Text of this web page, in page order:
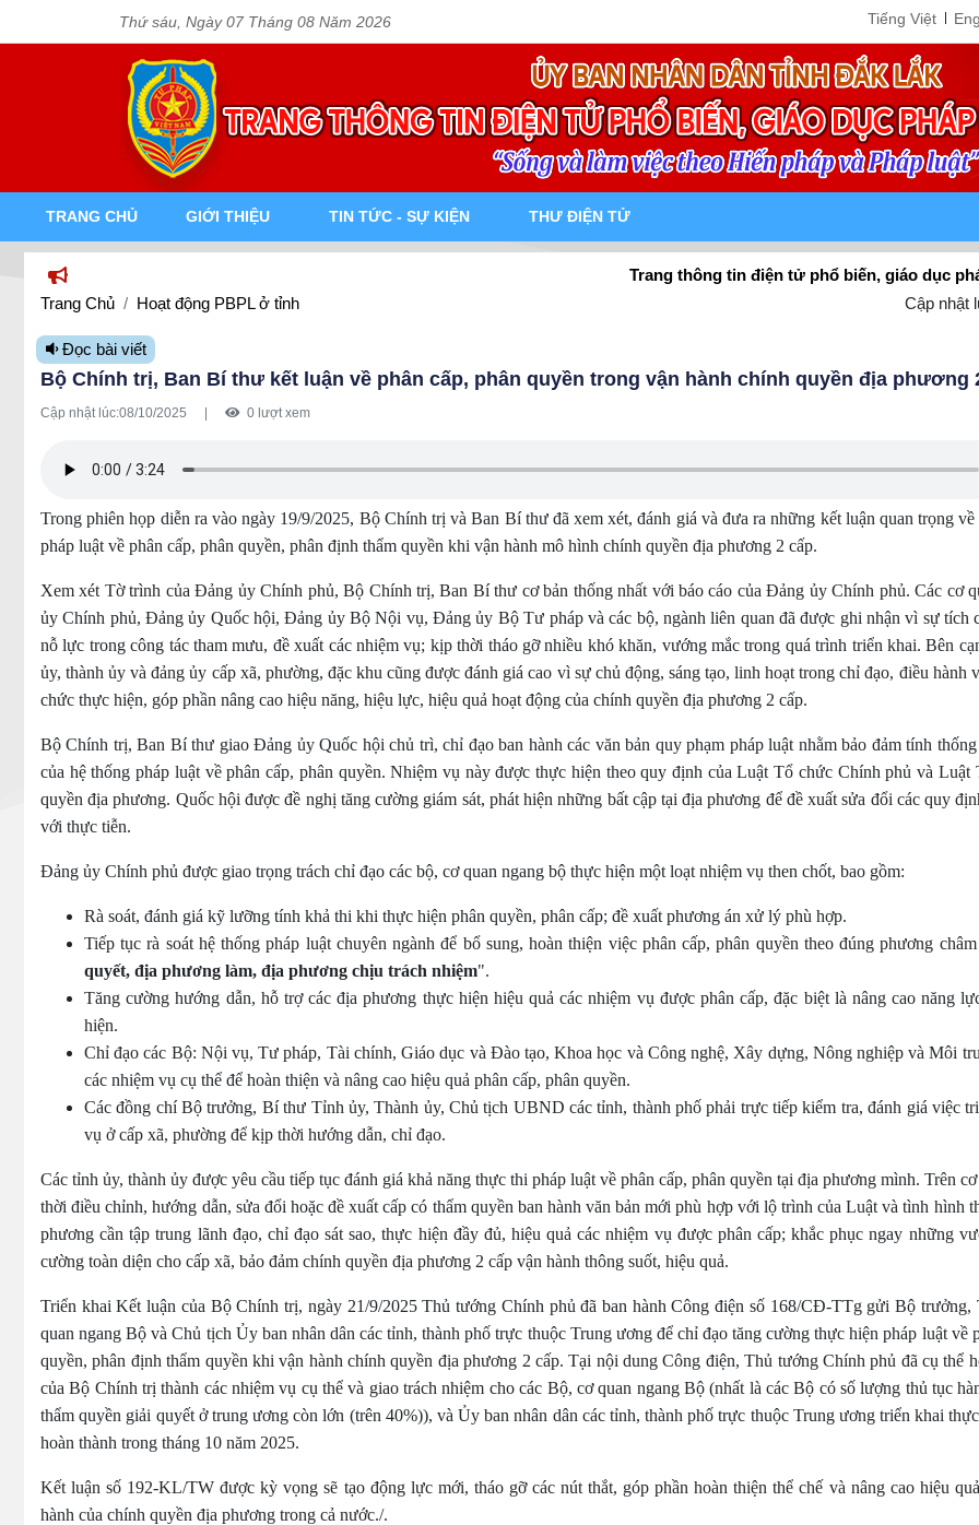
Thứ sáu, Ngày 07 Tháng 08 Năm 2026 Tiếng Việt
TRANG CHỦ GIỚI THIỆU TIN TỨC - SỰ KIỆN THƯ ĐIỆN TỬ
Trang thông tin điện tử phổ biến, giáo dục pháp luật
Trang Chủ
Hoạt động PBPL ở tỉnh Cập nhật
Đọc bài viết
Bộ Chính trị, Ban Bí thư kết luận về phân cấp, phân quyền trong vận hành chính quyền địa phương
Cập nhật lúc:08/10/2025 0 lượt xem
Trong phiên họp diễn ra vào ngày 19/9/2025, Bộ Chính trị và Ban Bí thư đã xem xét, đánh giá và đưa ra những kết luận quan trọng
pháp luật về phân cấp, phân quyền, phân định thẩm quyền khi vận hành mô hình chính quyền địa phương 2 cấp.
Xem xét Tờ trình của Đảng ủy Chính phủ, Bộ Chính trị, Ban Bí thư cơ bản thống nhất với báo cáo của Đảng ủy Chính phủ. Các cơ
ủy Chính phủ, Đảng ủy Quốc hội, Đảng ủy Bộ Nội vụ, Đảng ủy Bộ Tư pháp và các bộ, ngành liên quan đã được ghi nhận vì sự tích
nỗ lực trong công tác tham mưu, đề xuất các nhiệm vụ; kịp thời tháo gỡ nhiều khó khăn, vướng mắc trong quá trình triển khai. Bên
ủy, thành ủy và đảng ủy cấp xã, phường, đặc khu cũng được đánh giá cao vì sự chủ động, sáng tạo, linh hoạt trong chỉ đạo, điều hành
chức thực hiện, góp phần nâng cao hiệu năng, hiệu lực, hiệu quả hoạt động của chính quyền địa phương 2 cấp.
Bộ Chính trị, Ban Bí thư giao Đảng ủy Quốc hội chủ trì, chỉ đạo ban hành các văn bản quy phạm pháp luật nhằm bảo đảm tính
của hệ thống pháp luật về phân cấp, phân quyền. Nhiệm vụ này được thực hiện theo quy định của Luật Tổ chức Chính phủ và Luật
quyền địa phương. Quốc hội được đề nghị tăng cường giám sát, phát hiện những bất cập tại địa phương để đề xuất sửa đổi các quy
với thực tiễn.
Đảng ủy Chính phủ được giao trọng trách chỉ đạo các bộ, cơ quan ngang bộ thực hiện một loạt nhiệm vụ then chốt, bao gồm:
Rà soát, đánh giá kỹ lưỡng tính khả thi khi thực hiện phân quyền, phân cấp; đề xuất phương án xử lý phù hợp.
Tiếp tục rà soát hệ thống pháp luật chuyên ngành để bổ sung, hoàn thiện việc phân cấp, phân quyền theo đúng phương
quyết, địa phương làm, địa phương chịu trách nhiệm".
Tăng cường hướng dẫn, hỗ trợ các địa phương thực hiện hiệu quả các nhiệm vụ được phân cấp, đặc biệt là nâng cao năng
hiện.
Chỉ đạo các Bộ: Nội vụ, Tư pháp, Tài chính, Giáo dục và Đào tạo, Khoa học và Công nghệ, Xây dựng, Nông nghiệp và Môi
các nhiệm vụ cụ thể để hoàn thiện và nâng cao hiệu quả phân cấp, phân quyền.
Các đồng chí Bộ trưởng, Bí thư Tỉnh ủy, Thành ủy, Chủ tịch UBND các tỉnh, thành phố phải trực tiếp kiểm tra, đánh giá việc
vụ ở cấp xã, phường để kịp thời hướng dẫn, chỉ đạo.
Các tỉnh ủy, thành ủy được yêu cầu tiếp tục đánh giá khả năng thực thi pháp luật về phân cấp, phân quyền tại địa phương mình. Trên
thời điều chỉnh, hướng dẫn, sửa đổi hoặc đề xuất cấp có thẩm quyền ban hành văn bản mới phù hợp với lộ trình của Luật và tình hình
phương cần tập trung lãnh đạo, chỉ đạo sát sao, thực hiện đầy đủ, hiệu quả các nhiệm vụ được phân cấp; khắc phục ngay những
cường toàn diện cho cấp xã, bảo đảm chính quyền địa phương 2 cấp vận hành thông suốt, hiệu quả.
Triển khai Kết luận của Bộ Chính trị, ngày 21/9/2025 Thủ tướng Chính phủ đã ban hành Công điện số 168/CĐ-TTg gửi Bộ trưởng,
quan ngang Bộ và Chủ tịch Ủy ban nhân dân các tỉnh, thành phố trực thuộc Trung ương để chỉ đạo tăng cường thực hiện pháp luật về
quyền, phân định thẩm quyền khi vận hành chính quyền địa phương 2 cấp. Tại nội dung Công điện, Thủ tướng Chính phủ đã cụ thể
của Bộ Chính trị thành các nhiệm vụ cụ thể và giao trách nhiệm cho các Bộ, cơ quan ngang Bộ (nhất là các Bộ có số lượng thủ tục
thẩm quyền giải quyết ở trung ương còn lớn (trên 40%)), và Ủy ban nhân dân các tỉnh, thành phố trực thuộc Trung ương triển khai
hoàn thành trong tháng 10 năm 2025.
Kết luận số 192-KL/TW được kỳ vọng sẽ tạo động lực mới, tháo gỡ các nút thắt, góp phần hoàn thiện thể chế và nâng cao hiệu
hành của chính quyền địa phương trong cả nước./.